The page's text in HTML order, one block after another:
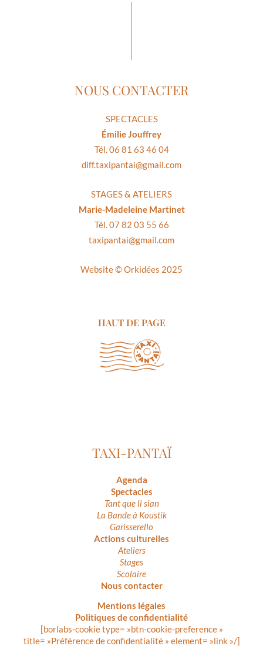
NOUS CONTACTER
SPECTACLES
Émilie Jouffrey
Tél. 06 81 63 46 04
diff.taxipantai@gmail.com
STAGES & ATELIERS
Marie-Madeleine Martinet
Tél. 07 82 03 55 66
taxipantai@gmail.com
Website ©Orkidées 2025
HAUT DE PAGE
TAXI-PANTAÏ
Agenda
Spectacles
Tant que li sian
La Bande à Koustik
Garisserello
Actions culturelles
Ateliers
Stages
Scolaire
Nous contacter
Mentions légales
Politiques de confidentialité
[borlabs-cookie type= »btn-cookie-preference »
title= »Préférence de confidentialité » element= »link »/]